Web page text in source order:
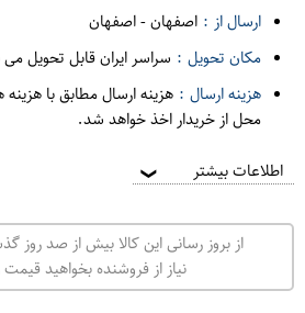
ارسال از : اصفهان-اصفهان
مکان تحویل : سراسر ایران قابل تحویل
هزینه ارسال : هزینه ارسال مطابق با
محل از خریدار اخذ خواهد شد.
اطلاعات بیشتر ❯
از بروز رسانی این کالا بیش از صد
نیاز از فروشنده بخواهید قیمت